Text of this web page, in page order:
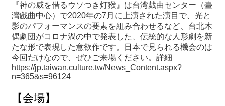
ク
ホ
ー
ム
サ
『神の威を借るウソつき灯猴』は台湾戯曲センター（臺
灣戲曲中心）で2020年の7月に上演された演目で、光と
影のパフォーマンスの要素を組み合わせるなど、台北木
偶劇団がコロナ渦の中で発表した、伝統的な人形劇を新
たな形で表現した意欲作です。日本で見られる機会のは
今回だけなので、ぜひご来場ください。詳細
https://jp.taiwan.culture.tw/News_Content.aspx?
n=365&s=96124
【会場】